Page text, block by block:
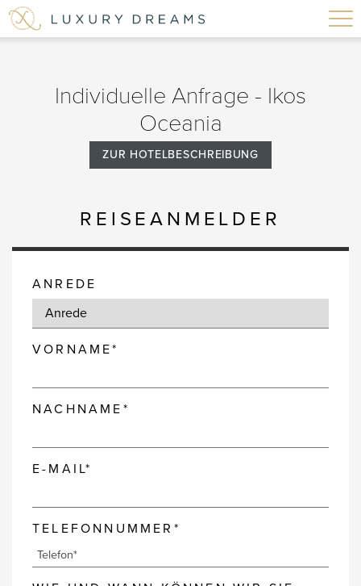
Individuelle Anfrage - Ikos
Oceania
ZUR HOTELBESCHREIBUNG
REISEANMELDER
ANREDE
VORNAME*
NACHNAME*
E-MAIL*
TELEFONNUMMER*